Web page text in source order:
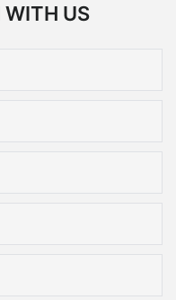
WITH US